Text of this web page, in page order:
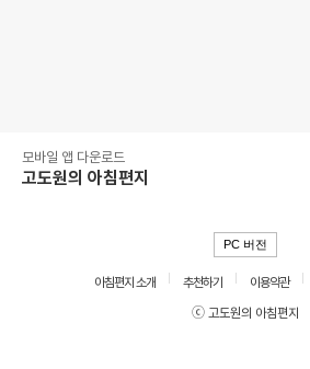
모바일 앱 다운로드
고도원의 아침편지
PC 버전
아침편지 소개 추천하기 이용약관
ⓒ 고도원의 아침편지